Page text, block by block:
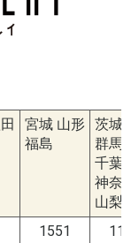
宮城 山形
福島
茨城
群馬
千葉
神奈川
山梨
1551